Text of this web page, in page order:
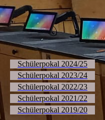
Schülerpokal 2024/25
Schülerpokal 2023/24
Schülerpokal 2022/23
Schülerpokal 2021/22
Schülerpokal 2019/20